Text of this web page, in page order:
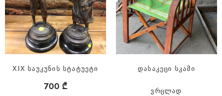
XIX საუკუნის სტატუეტი
700 ₾
დასაკეცი სკამი
ᲕᲠᲪᲚᲐᲓ